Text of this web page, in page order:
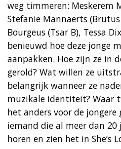
weg timmeren: Meskerem
Stefanie Mannaerts
Bourgeus (Tsar B), Tessa
benieuwd hoe deze jonge
aanpakken. Hoe zijn ze in
gerold? Wat willen ze
belangrijk wanneer ze
muzikale identiteit? Waar
het anders voor de
iemand die al meer dan
horen en zien het in She’s